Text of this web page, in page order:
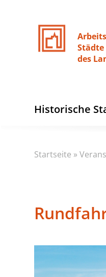
Städte
des
Historische
Startseite »